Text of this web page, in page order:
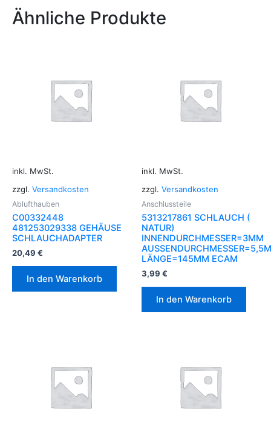
Ähnliche Produkte
inkl. MwSt.
zzgl. Versandkosten
Ablufthauben
C00332448
481253029338 GEHÄUSE
SCHLAUCHADAPTER
20,49 €
In den Warenkorb
inkl. MwSt.
zzgl. Versandkosten
Anschlussteile
5313217861 SCHLAUCH (
NATUR)
INNENDURCHMESSER=3MM
LÄNGE=145MM ECAM
3,99 €
In den Warenkorb